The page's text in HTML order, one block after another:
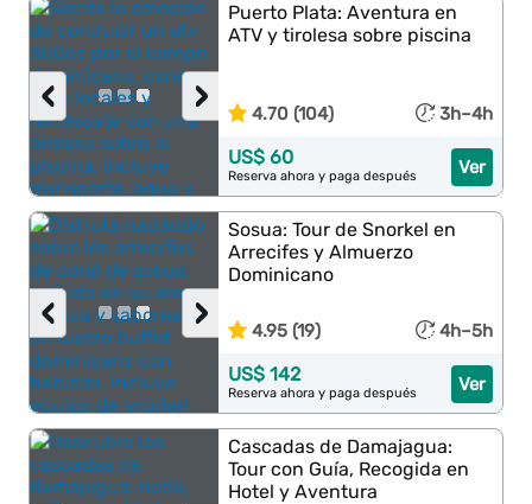
›
‹
Puerto Plata: Aventura en
ATV y tirolesa sobre piscina
4.70 (104) 3h–4h
Ver
US$ 60
Reserva ahora y paga después
›
‹
Sosua: Tour de Snorkel en
Arrecifes y Almuerzo
Dominicano
4.95 (19) 4h–5h
Ver
US$ 142
Reserva ahora y paga después
Cascadas de Damajagua:
Tour con Guía, Recogida en
Hotel y Aventura